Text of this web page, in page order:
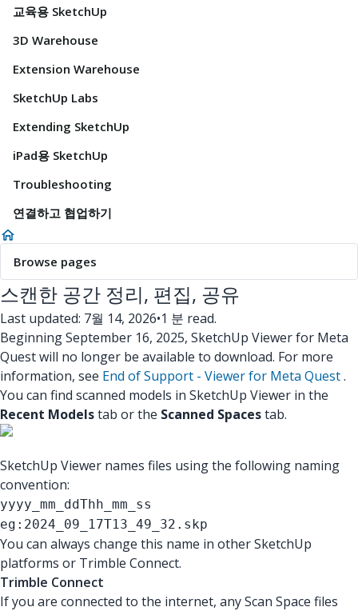
교육용 SketchUp
3D Warehouse
Extension Warehouse
SketchUp Labs
Extending SketchUp
iPad용 SketchUp
Troubleshooting
연결하고 협업하기
Browse pages
스캔한 공간 정리, 편집, 공유
Last updated: 7월 14, 2026•1 분 read.
Beginning September 16, 2025, SketchUp Viewer for Meta
Quest will no longer be available to download. For more
information, see End of Support - Viewer for Meta Quest.
You can find scanned models in SketchUp Viewer in the
Recent Modelstab or the Scanned Spacestab.
SketchUp Viewer names files using the following naming
convention:
yyyy_mm_ddThh_mm_ss
eg:2024_09_17T13_49_32.skp
You can always change this name in other SketchUp
platforms or Trimble Connect.
Trimble Connect
If you are connected to the internet, any Scan Space files